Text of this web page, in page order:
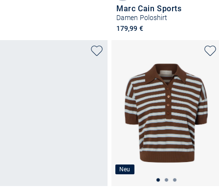
Marc Cain Sports
Damen Poloshirt
179,99 €
Neu